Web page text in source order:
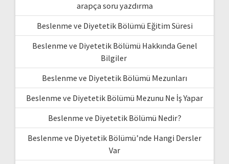
arapça soru yazdırma
Beslenme ve Diyetetik Bölümü Eğitim Süresi
Beslenme ve Diyetetik Bölümü Hakkında Genel
Bilgiler
Beslenme ve Diyetetik Bölümü Mezunları
Beslenme ve Diyetetik Bölümü Mezunu Ne İş Yapar
Beslenme ve Diyetetik Bölümü Nedir?
Beslenme ve Diyetetik Bölümü’nde Hangi Dersler
Var